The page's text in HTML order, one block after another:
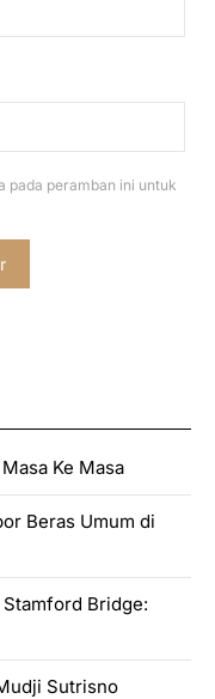
pada peramban ini untuk
Ke Masa
Beras Umum di
Bridge:
Sutrisno